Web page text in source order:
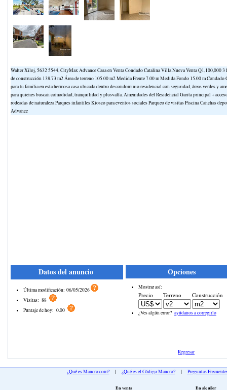
Walter Xiloj, 5632 5544, CityMax Advance Casa en Venta Condado Catalina Villa Nueva Venta Q1,100,000
de construcción 138.73 m2 Área de terreno 105.00 m2 Medida Frente 7.00 m Medida Fondo 15.00 m
para tu familia en esta hermosa casa ubicada dentro de condominio residencial con seguridad, áreas verdes y
para quienes buscan comodidad, tranquilidad y plusvalía. Amenidades del Residencial Garita principal +
rodeadas de naturaleza Parques infantiles Kiosco para eventos sociales Parqueo de visitas Piscina Canchas
Advance
Datos del anuncio
Última modificación: 06/05/2026
Visitas: 88
Puntaje de hoy: 0.00
Opciones
Mostrar así:
Precio Terreno Construcción
¿Ves algún error? ayúdanos a corregirlo
Regresar
¿Qué es Mancro.com?| ¿Qué es el Código Mancro?| Preguntas
En venta En alquiler